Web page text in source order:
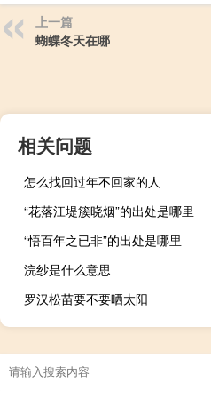
上一篇
蝴蝶冬天在哪
相关问题
怎么找回过年不回家的人
“花落江堤簇晓烟”的出处是哪里
“悟百年之已非”的出处是哪里
浣纱是什么意思
罗汉松苗要不要晒太阳